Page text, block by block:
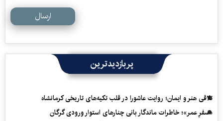
ارسال
پربازدیدترین
تلاقی هنر و ایمان؛ روایت عاشورا در قلب تکیه‌های تاریخی کرمانشاه
«سفرِ عمر»؛ خاطرات ماندگار بانی چنارهای استوار ورودی گرگان